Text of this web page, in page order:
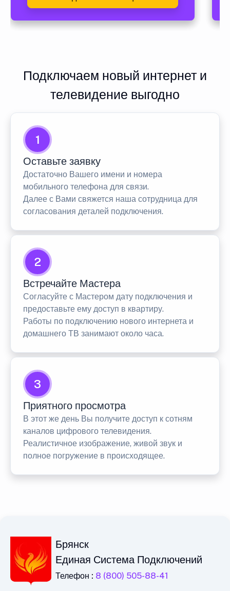
Подключаем новый интернет и
телевидение выгодно
1
Оставьте заявку
Достаточно Вашего имени и номера
мобильного телефона для связи.
Далее с Вами свяжется наша сотрудница для
согласования деталей подключения.
2
Встречайте Мастера
Согласуйте с Мастером дату подключения и
предоставьте ему доступ в квартиру.
Работы по подключению нового интернета и
домашнего ТВ занимают около часа.
3
Приятного просмотра
В этот же день Вы получите доступ к сотням
каналов цифрового телевидения.
Реалистичное изображение, живой звук и
полное погружение в происходящее.
Брянск
Единая Система Подключений
Телефон : 8 (800) 505-88-41